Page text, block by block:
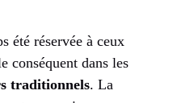
été réservée à ceux
conséquent dans les
traditionnels. La